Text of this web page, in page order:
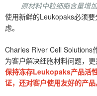
原材料中粒细胞含量增
使用新鲜的Leukopaks必须
虑。
Charles River Cell Solutions
为客户解决细胞材料问题，
保持冻存Leukopaks产品活
证，还对客户使用友好的产品